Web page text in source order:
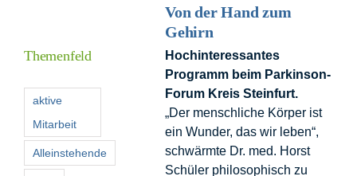
Kontakt
Von der Hand zum
Gehirn
Hochinteressantes
Programm beim Parkinson-
Forum Kreis Steinfurt.
„Der menschliche Körper ist
ein Wunder, das wir leben“,
schwärmte Dr. med. Horst
Schüler philosophisch zu
Themenfeld
aktive
Mitarbeit
Alleinstehende